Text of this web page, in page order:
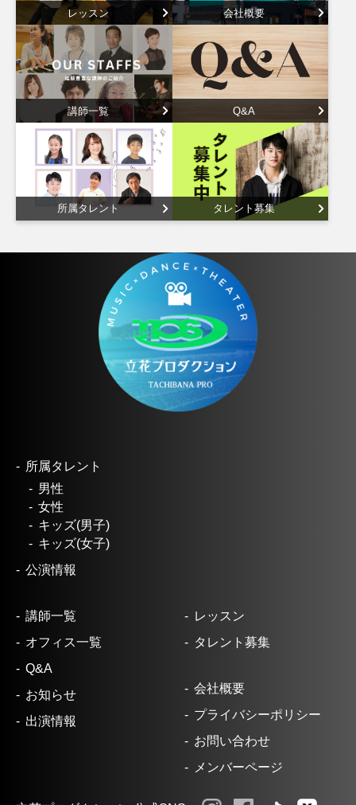
レッスン 会社概要
講師一覧 Q&A
所属タレント タレント募集
所属タレント
男性
女性
キッズ(男子)
キッズ(女子)
公演情報
講師一覧
オフィス一覧
Q&A
お知らせ
出演情報
レッスン
タレント募集
会社概要
プライバシーポリシー
お問い合わせ
メンバーページ